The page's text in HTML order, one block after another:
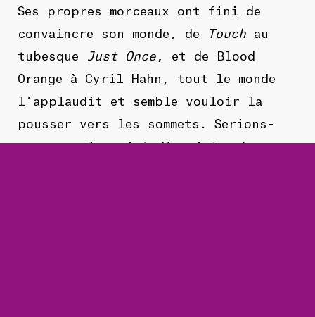
Ses propres morceaux ont fini de
convaincre son monde, de
Touchau
tubesque
Just Once, et de Blood
Orange à Cyril Hahn, tout le monde
l’applaudit et semble vouloir la
pousser vers les sommets. Serions-
nous sur le point d’assister à